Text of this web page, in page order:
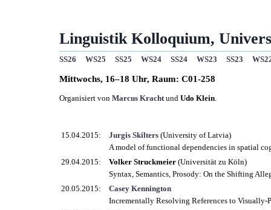
Linguistik Kolloquium,
SS26 WS25 SS25 WS24 SS24 WS23 SS23
Mittwochs, 16–18 Uhr, Raum: C01-258
Organisiert von Marcus Krachtund Udo Klein.
15.04.2015: Jurgis Skilters (University of Latvia)
A model of functional dependencies in spatial
29.04.2015:
Volker Struckmeier (Universität zu Köln)
Syntax, Semantics, Prosody: On the Shifting
20.05.2015:
Casey Kennington
Incrementally Resolving References to